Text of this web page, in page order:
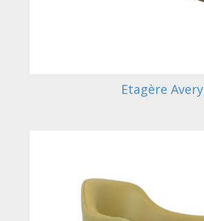
Etagère Avery